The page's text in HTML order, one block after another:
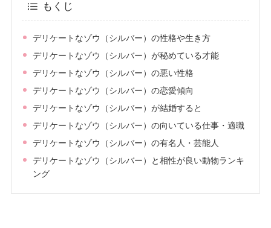
もくじ
デリケートなゾウ（シルバー）の性格や生き方
デリケートなゾウ（シルバー）が秘めている才能
デリケートなゾウ（シルバー）の悪い性格
デリケートなゾウ（シルバー）の恋愛傾向
デリケートなゾウ（シルバー）が結婚すると
デリケートなゾウ（シルバー）の向いている仕事・適職
デリケートなゾウ（シルバー）の有名人・芸能人
デリケートなゾウ（シルバー）と相性が良い動物ランキ
ング